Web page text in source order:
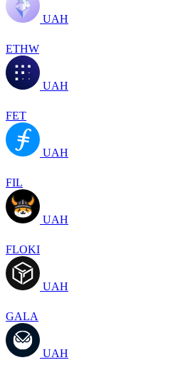
UAH
ETHW
UAH
FET
UAH
FIL
UAH
FLOKI
UAH
GALA
UAH